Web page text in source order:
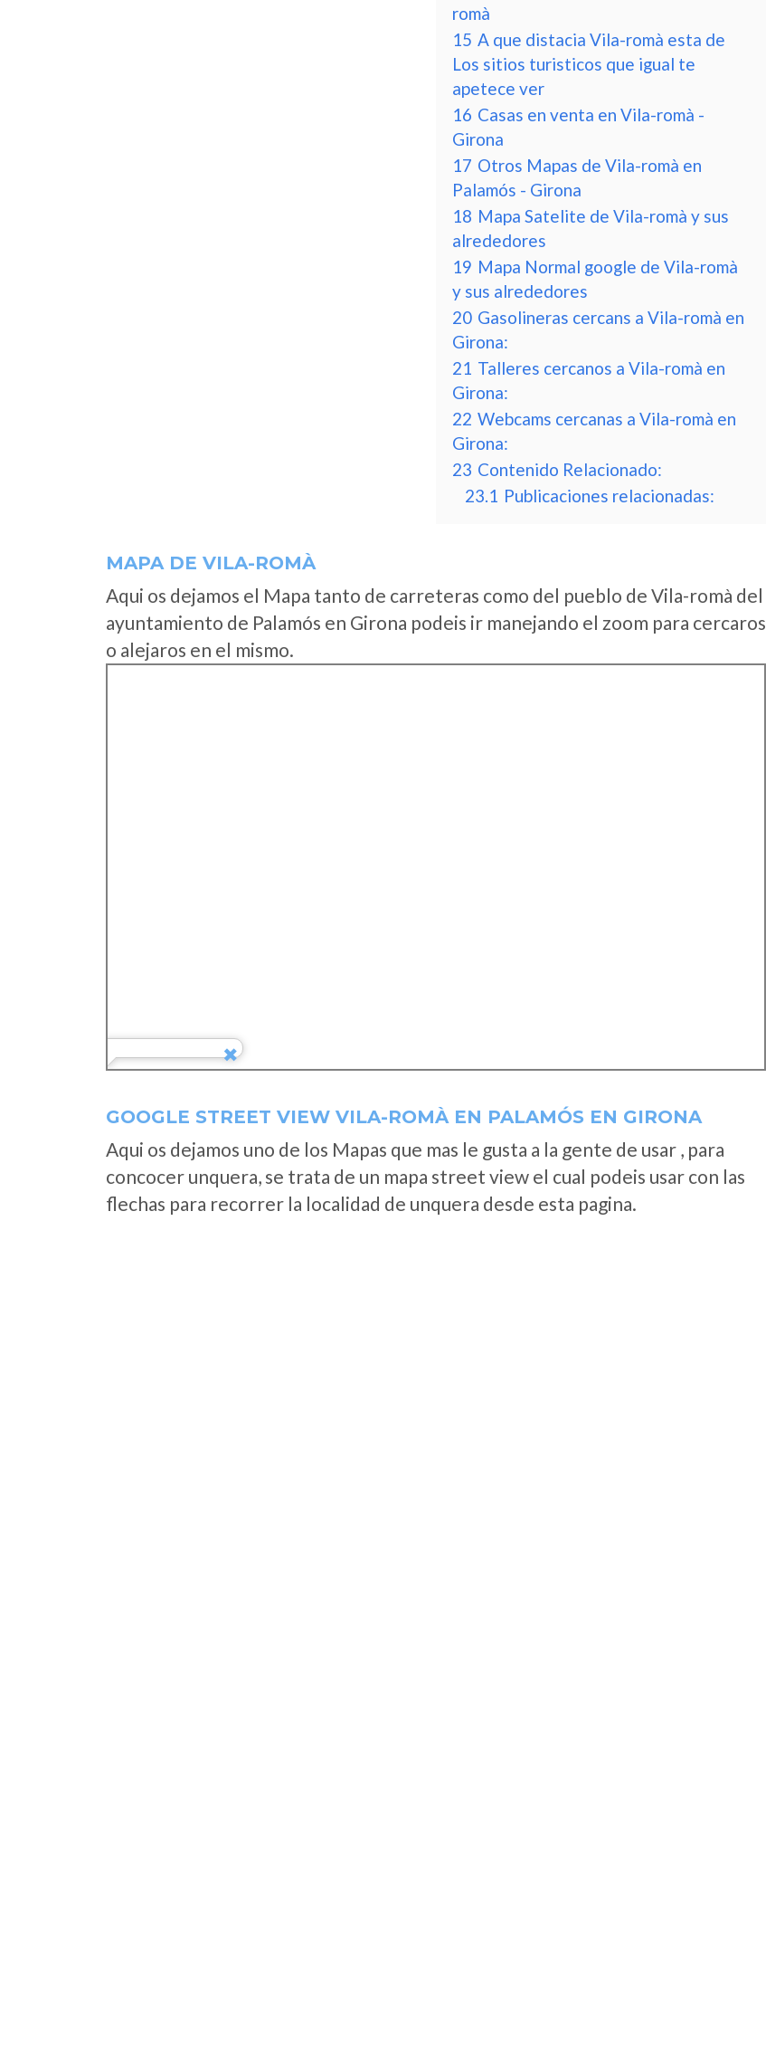
romà
15 A que distacia Vila-romà esta de
Los sitios turisticos que igual te
apetece ver
16 Casas en venta en Vila-romà -
Girona
17 Otros Mapas de Vila-romà en
Palamós - Girona
18 Mapa Satelite de Vila-romà y sus
alrededores
19 Mapa Normal google de Vila-romà
y sus alrededores
20 Gasolineras cercans a Vila-romà en
Girona:
21 Talleres cercanos a Vila-romà en
Girona:
22 Webcams cercanas a Vila-romà en
Girona:
23 Contenido Relacionado:
23.1 Publicaciones relacionadas:
MAPA DE VILA-ROMÀ
Aqui os dejamos el Mapa tanto de carreteras como del pueblo de Vila-romà del
ayuntamiento de Palamós en Girona podeis ir manejando el zoom para cercaros
o alejaros en el mismo.
GOOGLE STREET VIEW VILA-ROMÀ EN PALAMÓS EN GIRONA
Aqui os dejamos uno de los Mapas que mas le gusta a la gente de usar , para
concocer unquera, se trata de un mapa street view el cual podeis usar con las
flechas para recorrer la localidad de unquera desde esta pagina.